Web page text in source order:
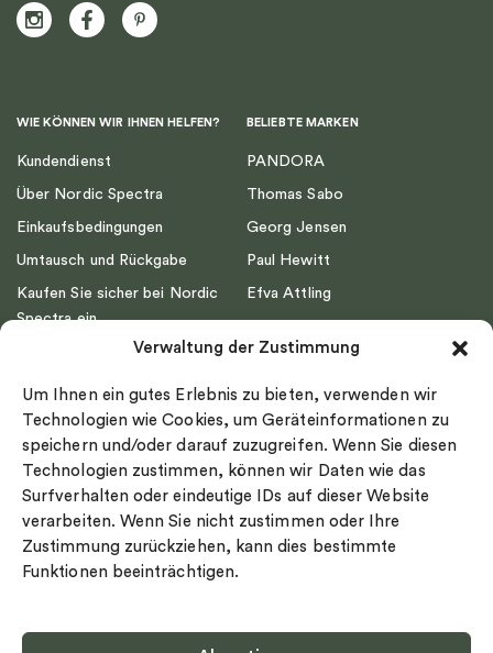
Verwaltung der Zustimmung
Um Ihnen ein gutes Erlebnis zu bieten, verwenden wir
Technologien wie Cookies, um Geräteinformationen zu
speichern und/oder darauf zuzugreifen. Wenn Sie diesen
Technologien zustimmen, können wir Daten wie das
Surfverhalten oder eindeutige IDs auf dieser Website
verarbeiten. Wenn Sie nicht zustimmen oder Ihre
Zustimmung zurückziehen, kann dies bestimmte
Funktionen beeinträchtigen.
WIE KÖNNEN WIR IHNEN HELFEN?
Kundendienst
Über Nordic Spectra
Einkaufsbedingungen
Umtausch und Rückgabe
Kaufen Sie sicher bei Nordic
Spectra ein
Impressum
Ringgröße
Widerrufsrecht
Cookie-policy
Sekretesspolicy
BELIEBTE MARKEN
PANDORA
Thomas Sabo
Georg Jensen
Paul Hewitt
Efva Attling
Drakenberg Sjölin
Nordic Spectra